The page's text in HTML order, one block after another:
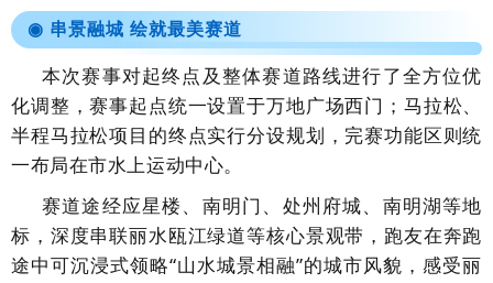
◉ 串景融城 绘就最美赛道
本次赛事对起终点及整体赛道路线进行了全方位优
化调整，赛事起点统一设置于万地广场西门；马拉松、
半程马拉松项目的终点实行分设规划，完赛功能区则统
一布局在市水上运动中心。
赛道途经应星楼、南明门、处州府城、南明湖等地
标，深度串联丽水瓯江绿道等核心景观带，跑友在奔跑
途中可沉浸式领略“山水城景相融”的城市风貌，感受丽